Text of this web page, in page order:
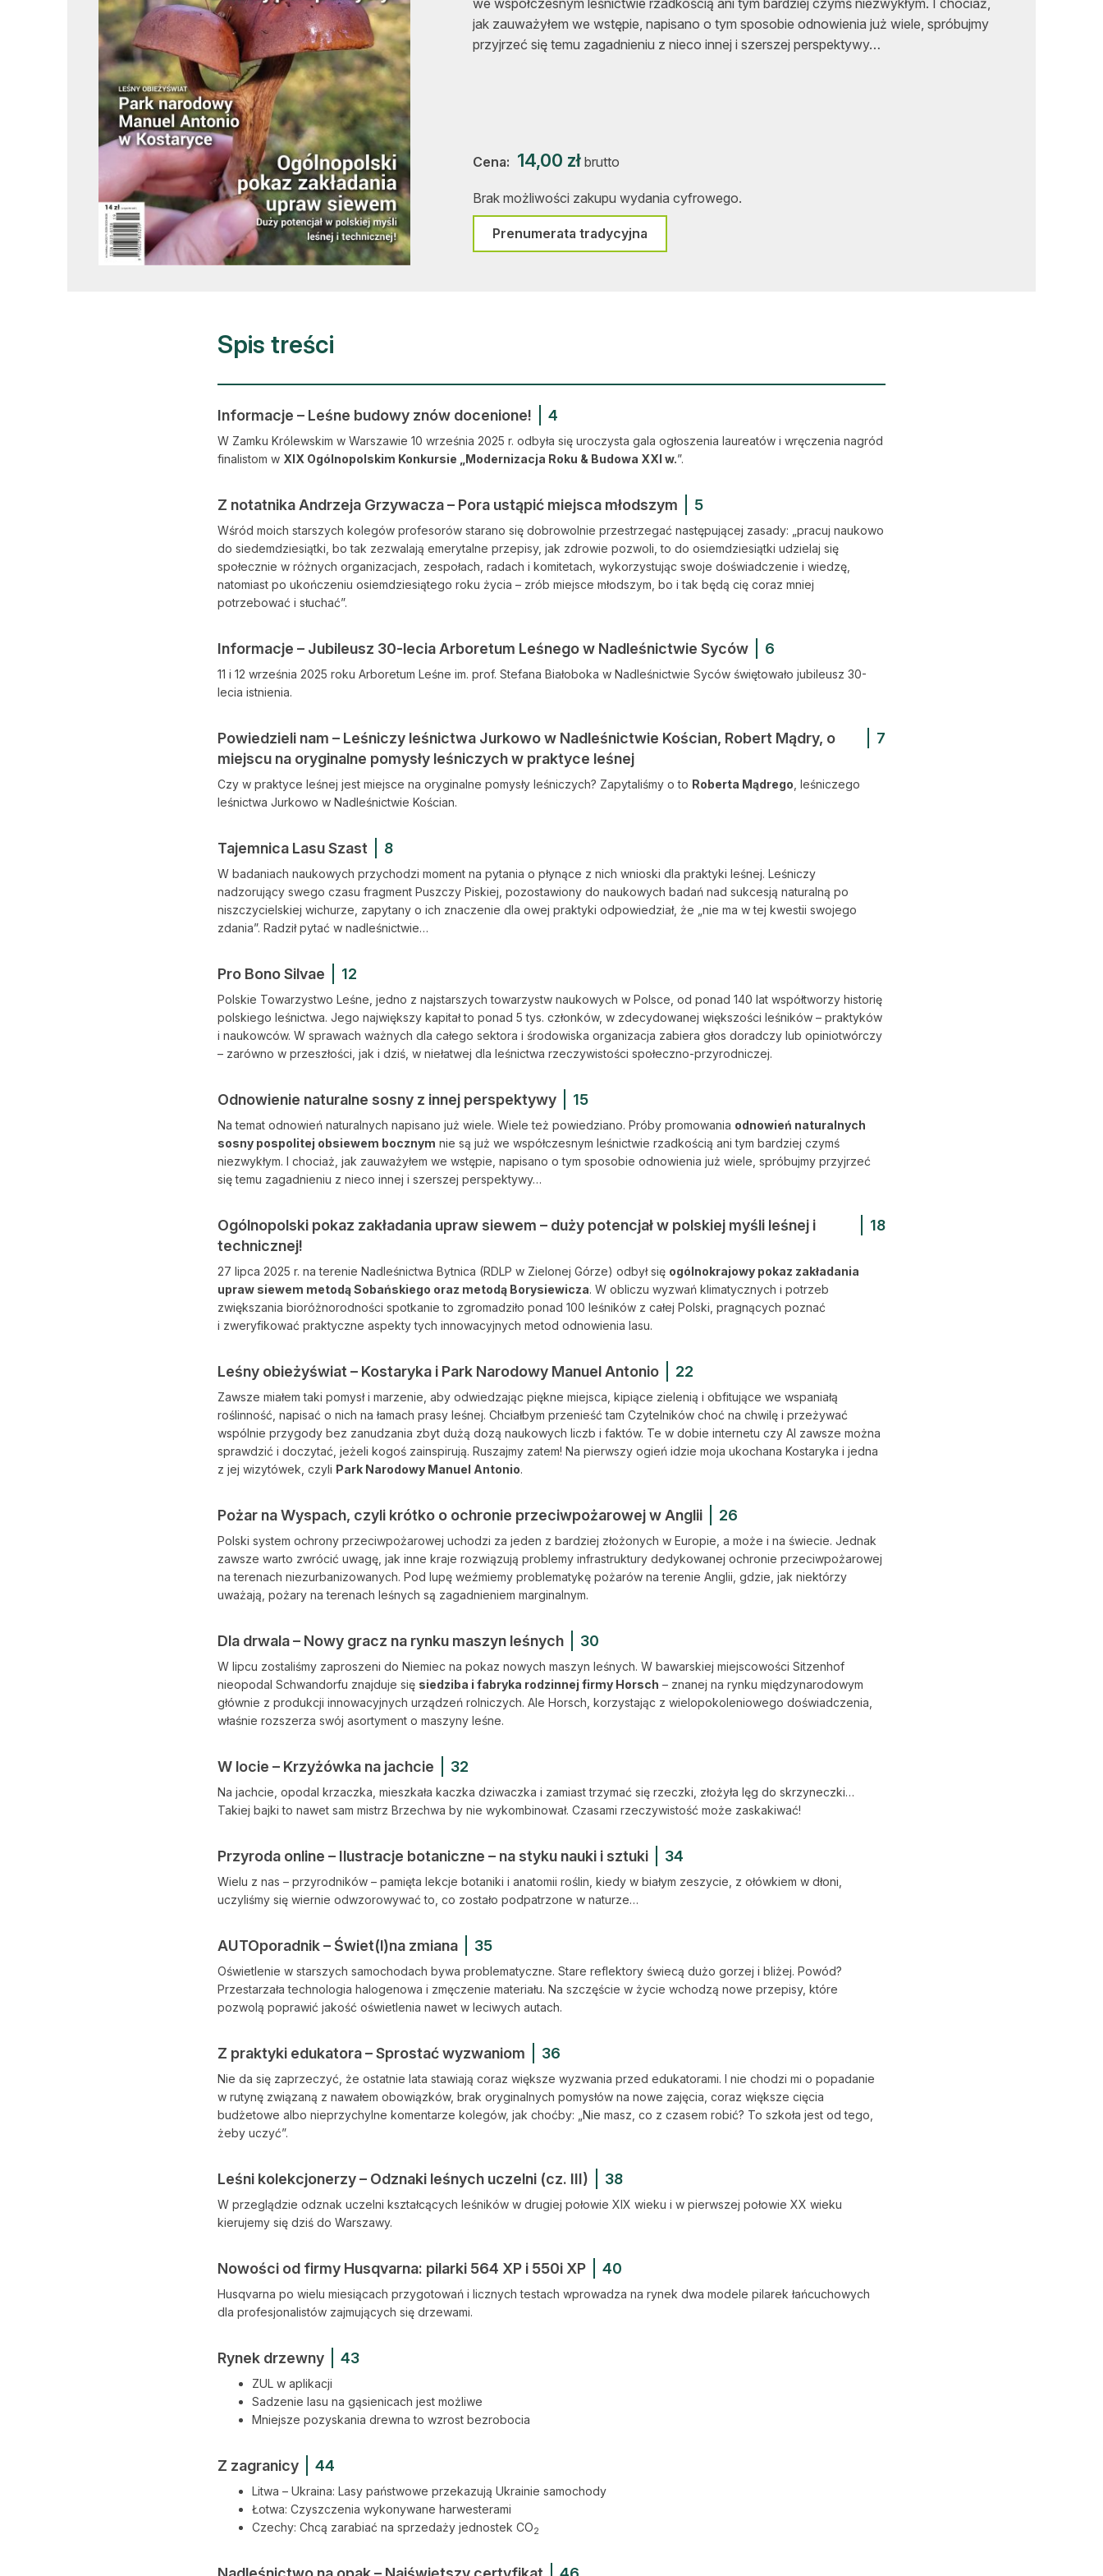
Lasy prywatne
we współczesnym leśnictwie rzadkością ani tym bardziej czymś niezwykłym. I chociaż,
jak zauważyłem we wstępie, napisano o tym sposobie odnowienia już wiele, spróbujmy
przyjrzeć się temu zagadnieniu z nieco innej i szerszej perspektywy…
Cena: 14,00 zł brutto
Brak możliwości zakupu wydania cyfrowego.
Prenumerata tradycyjna
Spis treści
Informacje – Leśne budowy znów docenione! 4
W Zamku Królewskim w Warszawie 10 września 2025 r. odbyła się uroczysta gala ogłoszenia laureatów i wręczenia nagród
finalistom w XIX Ogólnopolskim Konkursie „Modernizacja Roku & Budowa XXI w.”.
Z notatnika Andrzeja Grzywacza – Pora ustąpić miejsca młodszym 5
Wśród moich starszych kolegów profesorów starano się dobrowolnie przestrzegać następującej zasady: „pracuj naukowo
do siedemdziesiątki, bo tak zezwalają emerytalne przepisy, jak zdrowie pozwoli, to do osiemdziesiątki udzielaj się
społecznie w różnych organizacjach, zespołach, radach i komitetach, wykorzystując swoje doświadczenie i wiedzę,
natomiast po ukończeniu osiemdziesiątego roku życia – zrób miejsce młodszym, bo i tak będą cię coraz mniej
potrzebować i słuchać”.
Informacje – Jubileusz 30-lecia Arboretum Leśnego w Nadleśnictwie Syców 6
11 i 12 września 2025 roku Arboretum Leśne im. prof. Stefana Białoboka w Nadleśnictwie Syców świętowało jubileusz 30-
lecia istnienia.
Powiedzieli nam – Leśniczy leśnictwa Jurkowo w Nadleśnictwie Kościan, Robert Mądry, o
miejscu na oryginalne pomysły leśniczych w praktyce leśnej
7
Czy w praktyce leśnej jest miejsce na oryginalne pomysły leśniczych? Zapytaliśmy o to Roberta Mądrego , leśniczego
leśnictwa Jurkowo w Nadleśnictwie Kościan.
Tajemnica Lasu Szast 8
W badaniach naukowych przychodzi moment na pytania o płynące z nich wnioski dla praktyki leśnej. Leśniczy
nadzorujący swego czasu fragment Puszczy Piskiej, pozostawiony do naukowych badań nad sukcesją naturalną po
niszczycielskiej wichurze, zapytany o ich znaczenie dla owej praktyki odpowiedział, że „nie ma w tej kwestii swojego
zdania”. Radził pytać w nadleśnictwie…
Pro Bono Silvae 12
Polskie Towarzystwo Leśne, jedno z najstarszych towarzystw naukowych w Polsce, od ponad 140 lat współtworzy historię
polskiego leśnictwa. Jego największy kapitał to ponad 5 tys. członków, w zdecydowanej większości leśników – praktyków
i naukowców. W sprawach ważnych dla całego sektora i środowiska organizacja zabiera głos doradczy lub opiniotwórczy
– zarówno w przeszłości, jak i dziś, w niełatwej dla leśnictwa rzeczywistości społeczno-przyrodniczej.
Odnowienie naturalne sosny z innej perspektywy 15
Na temat odnowień naturalnych napisano już wiele. Wiele też powiedziano. Próby promowania odnowień naturalnych
sosny pospolitej obsiewem bocznym nie są już we współczesnym leśnictwie rzadkością ani tym bardziej czymś
niezwykłym. I chociaż, jak zauważyłem we wstępie, napisano o tym sposobie odnowienia już wiele, spróbujmy przyjrzeć
się temu zagadnieniu z nieco innej i szerszej perspektywy…
Ogólnopolski pokaz zakładania upraw siewem – duży potencjał w polskiej myśli leśnej i
technicznej!
18
27 lipca 2025 r. na terenie Nadleśnictwa Bytnica (RDLP w Zielonej Górze) odbył się ogólnokrajowy pokaz zakładania
upraw siewem metodą Sobańskiego oraz metodą Borysiewicza. W obliczu wyzwań klimatycznych i potrzeb
zwiększania bioróżnorodności spotkanie to zgromadziło ponad 100 leśników z całej Polski, pragnących poznać
i zweryfikować praktyczne aspekty tych innowacyjnych metod odnowienia lasu.
Leśny obieżyświat – Kostaryka i Park Narodowy Manuel Antonio 22
Zawsze miałem taki pomysł i marzenie, aby odwiedzając piękne miejsca, kipiące zielenią i obfitujące we wspaniałą
roślinność, napisać o nich na łamach prasy leśnej. Chciałbym przenieść tam Czytelników choć na chwilę i przeżywać
wspólnie przygody bez zanudzania zbyt dużą dozą naukowych liczb i faktów. Te w dobie internetu czy AI zawsze można
sprawdzić i doczytać, jeżeli kogoś zainspirują. Ruszajmy zatem! Na pierwszy ogień idzie moja ukochana Kostaryka i jedna
z jej wizytówek, czyli Park Narodowy Manuel Antonio.
Pożar na Wyspach, czyli krótko o ochronie przeciwpożarowej w Anglii 26
Polski system ochrony przeciwpożarowej uchodzi za jeden z bardziej złożonych w Europie, a może i na świecie. Jednak
zawsze warto zwrócić uwagę, jak inne kraje rozwiązują problemy infrastruktury dedykowanej ochronie przeciwpożarowej
na terenach niezurbanizowanych. Pod lupę weźmiemy problematykę pożarów na terenie Anglii, gdzie, jak niektórzy
uważają, pożary na terenach leśnych są zagadnieniem marginalnym.
Dla drwala – Nowy gracz na rynku maszyn leśnych 30
W lipcu zostaliśmy zaproszeni do Niemiec na pokaz nowych maszyn leśnych. W bawarskiej miejscowości Sitzenhof
nieopodal Schwandorfu znajduje się siedziba i fabryka rodzinnej firmy Horsch – znanej na rynku międzynarodowym
głównie z produkcji innowacyjnych urządzeń rolniczych. Ale Horsch, korzystając z wielopokoleniowego doświadczenia,
właśnie rozszerza swój asortyment o maszyny leśne.
W locie – Krzyżówka na jachcie 32
Na jachcie, opodal krzaczka, mieszkała kaczka dziwaczka i zamiast trzymać się rzeczki, złożyła lęg do skrzyneczki…
Takiej bajki to nawet sam mistrz Brzechwa by nie wykombinował. Czasami rzeczywistość może zaskakiwać!
Przyroda online – Ilustracje botaniczne – na styku nauki i sztuki 34
Wielu z nas – przyrodników – pamięta lekcje botaniki i anatomii roślin, kiedy w białym zeszycie, z ołówkiem w dłoni,
uczyliśmy się wiernie odwzorowywać to, co zostało podpatrzone w naturze…
AUTOporadnik – Świet(l)na zmiana 35
Oświetlenie w starszych samochodach bywa problematyczne. Stare reflektory świecą dużo gorzej i bliżej. Powód?
Przestarzała technologia halogenowa i zmęczenie materiału. Na szczęście w życie wchodzą nowe przepisy, które
pozwolą poprawić jakość oświetlenia nawet w leciwych autach.
Z praktyki edukatora – Sprostać wyzwaniom 36
Nie da się zaprzeczyć, że ostatnie lata stawiają coraz większe wyzwania przed edukatorami. I nie chodzi mi o popadanie
w rutynę związaną z nawałem obowiązków, brak oryginalnych pomysłów na nowe zajęcia, coraz większe cięcia
budżetowe albo nieprzychylne komentarze kolegów, jak choćby: „Nie masz, co z czasem robić? To szkoła jest od tego,
żeby uczyć”.
Leśni kolekcjonerzy – Odznaki leśnych uczelni (cz. III) 38
W przeglądzie odznak uczelni kształcących leśników w drugiej połowie XIX wieku i w pierwszej połowie XX wieku
kierujemy się dziś do Warszawy.
Nowości od firmy Husqvarna: pilarki 564 XP i 550i XP 40
Husqvarna po wielu miesiącach przygotowań i licznych testach wprowadza na rynek dwa modele pilarek łańcuchowych
dla profesjonalistów zajmujących się drzewami.
Rynek drzewny 43
ZUL w aplikacji
Sadzenie lasu na gąsienicach jest możliwe
Mniejsze pozyskania drewna to wzrost bezrobocia
Z zagranicy 44
Litwa – Ukraina: Lasy państwowe przekazują Ukrainie samochody
Łotwa: Czyszczenia wykonywane harwesterami
Czechy: Chcą zarabiać na sprzedaży jednostek CO2